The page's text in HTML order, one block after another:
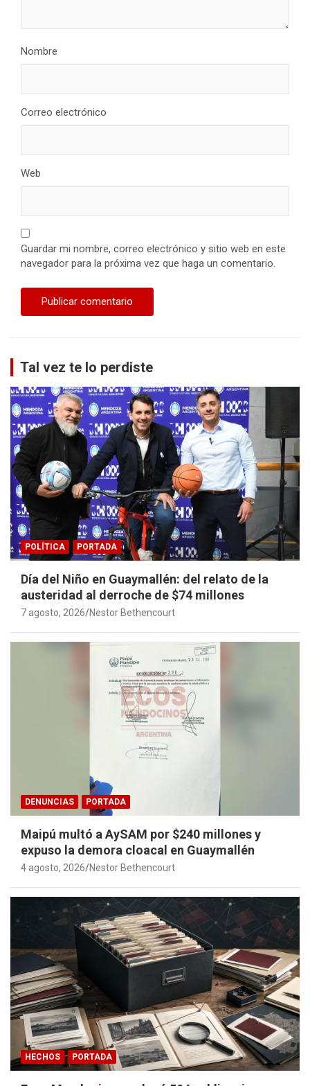
Nombre
Correo electrónico
Web
Guardar mi nombre, correo electrónico y sitio web en este
navegador para la próxima vez que haga un comentario.
Tal vez te lo perdiste
POLÍTICA PORTADA
Día del Niño en Guaymallén: del relato de la
austeridad al derroche de $74 millones
7 agosto, 2026 Nestor Bethencourt
DENUNCIAS PORTADA
Maipú multó a AySAM por $240 millones y
expuso la demora cloacal en Guaymallén
4 agosto, 2026 Nestor Bethencourt
HECHOS PORTADA